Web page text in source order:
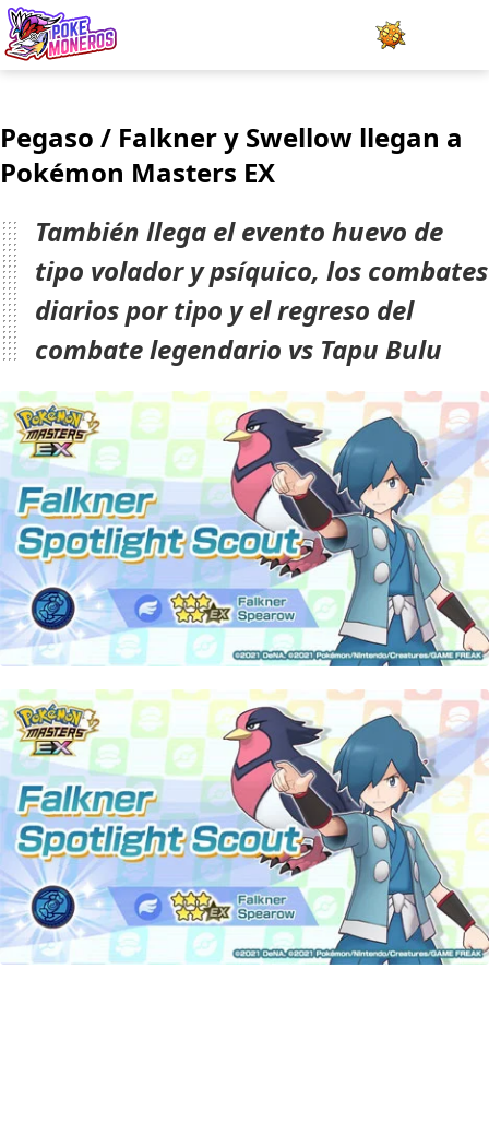
Minijuegos
Team Builder
Tabla de Tipos
Naturalezas
Noticias
LOGIN
Pegaso / Falkner y Swellow llegan a
Pokémon Masters EX
También llega el evento huevo de
tipo volador y psíquico, los combates
diarios por tipo y el regreso del
combate legendario vs Tapu Bulu